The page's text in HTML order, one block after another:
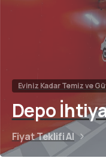
Eviniz Kadar Temiz ve
Depo
Fiyat Teklifi Al